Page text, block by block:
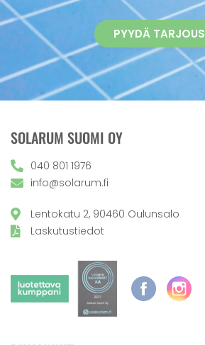
PYYDÄ TARJOUS
SOLARUM SUOMI OY
040 801 1976
info@solarum.fi
Lentokatu 2, 90460 Oulunsalo
Laskutustiedot